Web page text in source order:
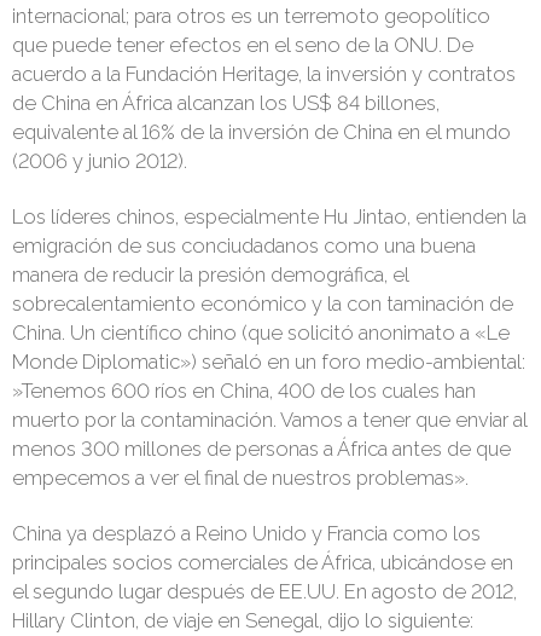
internacional; para otros es un terremoto geopolítico
que puede tener efectos en el seno de la ONU. De
acuerdo a la Fundación Heritage, la inversión y contratos
de China en África alcanzan los US$ 84 billones,
equivalente al 16% de la inversión de China en el mundo
(2006 y junio 2012).
Los líderes chinos, especialmente Hu Jintao, entienden la
emigración de sus conciudadanos como una buena
manera de reducir la presión demográfica, el
sobrecalentamiento económico y la con­ taminación de
China. Un científico chino (que solicitó anonimato a «Le
Monde Diplomatic») señaló en un foro medio-ambiental:
»Tenemos 600 ríos en China, 400 de los cuales han
muerto por la contaminación. Vamos a tener que enviar al
menos 300 millones de personas a África antes de que
empecemos a ver el final de nuestros proble­mas».
China ya desplazó a Reino Unido y Francia como los
principales socios comerciales de África, ubicándose en
el segundo lugar después de EE.UU. En agosto de 2012,
Hillary Clinton, de viaje en Senegal, dijo lo siguiente: